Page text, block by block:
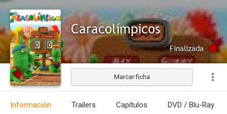
Caracolímpicos
Finalizada
Marcar ficha
Información Trailers Capítulos DVD / Blu-Ray